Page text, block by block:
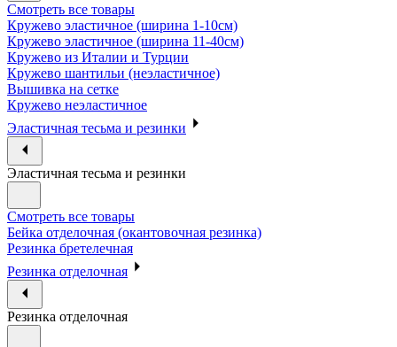
Смотреть все товары
Кружево эластичное (ширина 1-10см)
Кружево эластичное (ширина 11-40см)
Кружево из Италии и Турции
Кружево шантильи (неэластичное)
Вышивка на сетке
Кружево неэластичное
Эластичная тесьма и резинки
Эластичная тесьма и резинки
Смотреть все товары
Бейка отделочная (окантовочная резинка)
Резинка бретелечная
Резинка отделочная
Резинка отделочная